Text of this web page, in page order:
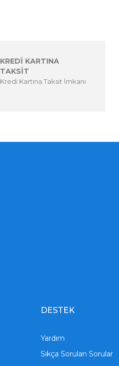
KREDİ KARTINA
TAKSİT
Kredi Kartına Taksit İmkanı
DESTEK
Yardım
Sıkça Sorulan Sorular